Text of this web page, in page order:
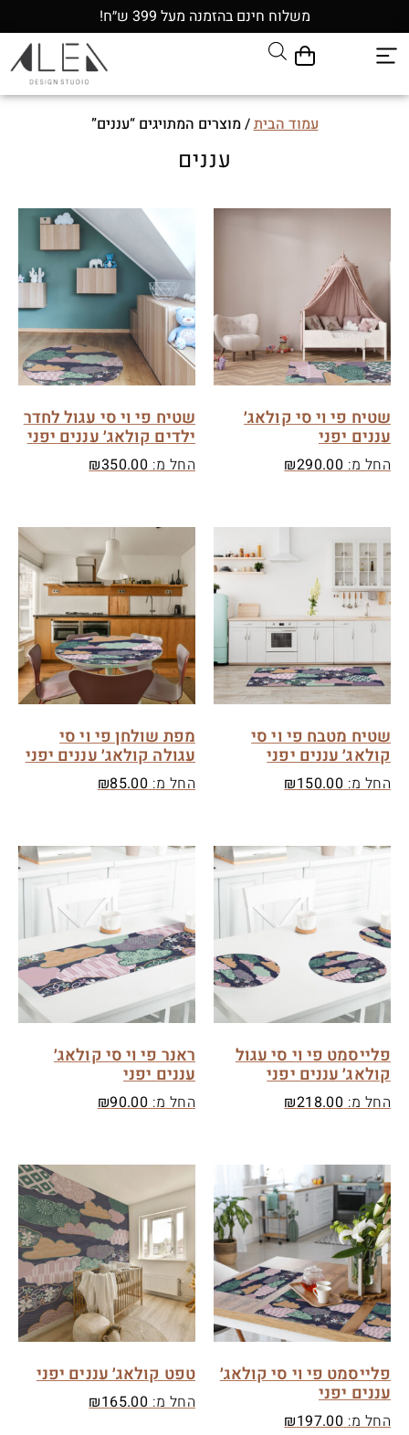
משלוח חינם בהזמנה מעל 399 ש״ח!
עמוד הבית/ מוצרים המתויגים “עננים”
עננים
שטיח פי וי סי קולאג׳
עננים יפני
החל מ: ₪290.00
שטיח פי וי סי עגול לחדר
ילדים קולאג׳ עננים יפני
החל מ: ₪350.00
שטיח מטבח פי וי סי
קולאג׳ עננים יפני
החל מ: ₪150.00
מפת שולחן פי וי סי
עגולה קולאג׳ עננים יפני
החל מ: ₪85.00
פלייסמט פי וי סי עגול
קולאג׳ עננים יפני
החל מ: ₪218.00
ראנר פי וי סי קולאג׳
עננים יפני
החל מ: ₪90.00
פלייסמט פי וי סי קולאג׳
עננים יפני
החל מ: ₪197.00
טפט קולאג׳ עננים יפני
החל מ: ₪165.00